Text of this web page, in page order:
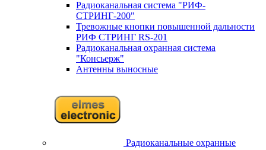
Радиоканальная система "РИФ-
СТРИНГ-200"
Тревожные кнопки повышенной дальности
РИФ СТРИНГ RS-201
Радиоканальная охранная система
"Консьерж"
Антенны выносные
Радиоканальные охранные